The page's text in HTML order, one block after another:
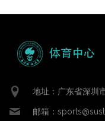
地址：广东省深圳
邮箱：